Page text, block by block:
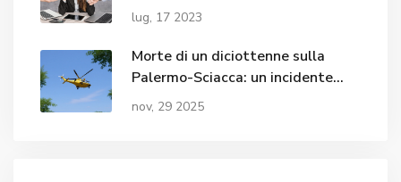
professioni/lavori?
lug, 17 2023
Morte di un diciottenne sulla
Palermo-Sciacca: un incidente
miete una vittima e cinque feriti,
nov, 29 2025